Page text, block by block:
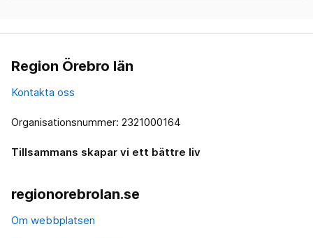
Region Örebro län
Kontakta oss
Organisationsnummer: 2321000164
Tillsammans skapar vi ett bättre liv
regionorebrolan.se
Om webbplatsen